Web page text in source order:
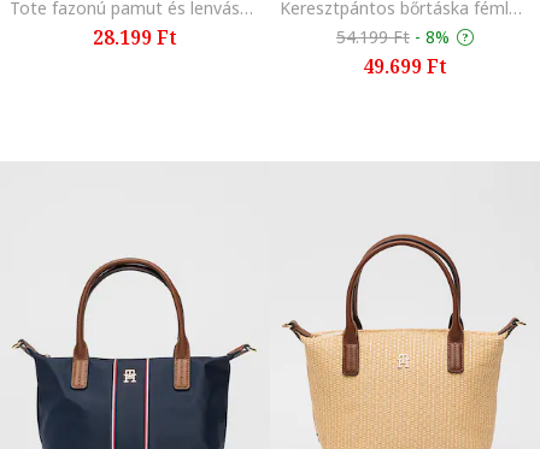
Tote fazonú pamut és lenvászon tartalmú táska hímzett logóval, Fekete/Krémszín
28.199 Ft
Keresztpántos bőrtáska fémlogós rátéttel, Fekete
54.199 Ft - 8%
49.699 Ft